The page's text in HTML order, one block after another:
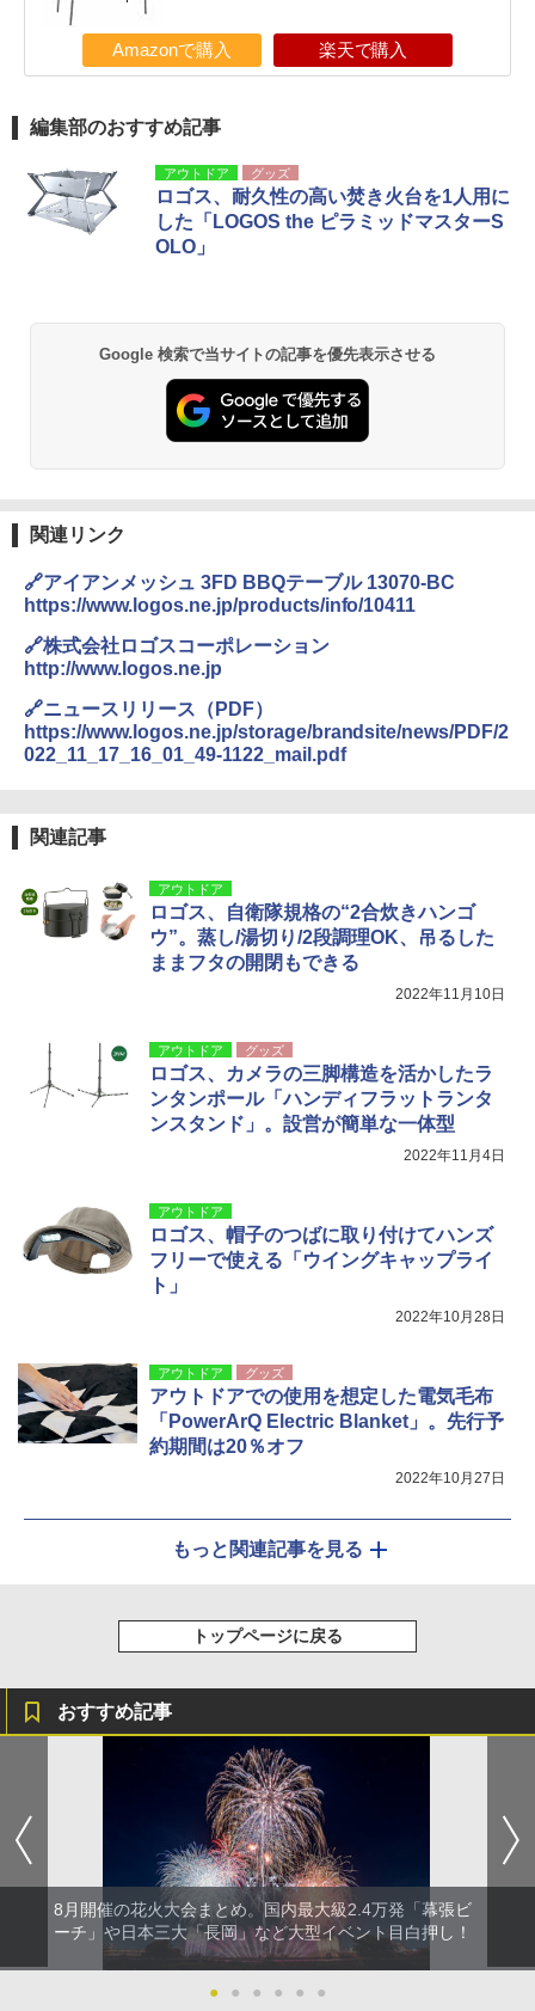
Amazonで購入 楽天で購入
編集部のおすすめ記事
アウトドア グッズ
ロゴス、耐久性の高い焚き火台を1人用に
した「LOGOS the ピラミッドマスターS
OLO」
Google 検索で当サイトの記事を優先表示させる
関連リンク
🔗アイアンメッシュ 3FD BBQテーブル 13070-BC
https://www.logos.ne.jp/products/info/10411
🔗株式会社ロゴスコーポレーション
http://www.logos.ne.jp
🔗ニュースリリース（PDF）
https://www.logos.ne.jp/storage/brandsite/news/PDF/2
022_11_17_16_01_49-1122_mail.pdf
関連記事
アウトドア
ロゴス、自衛隊規格の“2合炊きハンゴ
ウ”。蒸し/湯切り/2段調理OK、吊るした
ままフタの開閉もできる
2022年11月10日
アウトドア グッズ
ロゴス、カメラの三脚構造を活かしたラ
ンタンポール「ハンディフラットランタ
ンスタンド」。設営が簡単な一体型
2022年11月4日
アウトドア
ロゴス、帽子のつばに取り付けてハンズ
フリーで使える「ウイングキャップライ
ト」
2022年10月28日
アウトドア グッズ
アウトドアでの使用を想定した電気毛布
「PowerArQ Electric Blanket」。先行予
約期間は20％オフ
2022年10月27日
もっと関連記事を見る
トップページに戻る
おすすめ記事
8月開催の花火大会まとめ。国内最大級2.4万発「幕張ビ
ーチ」や日本三大「長岡」など大型イベント目白押し！
● ● ● ● ● ●